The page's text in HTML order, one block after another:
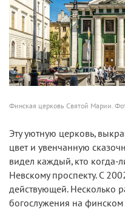
Финская церковь Святой Марии.
Эту уютную церковь,
цвет и увенчанную
видел каждый, кто когда-
Невскому проспекту. С
действующей. Несколько
богослужения на финском